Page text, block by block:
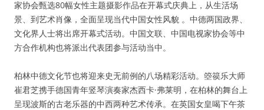
家协会甄选80幅女性主题摄影作品在开幕式庆典上，从生活场
景、到艺术肖像，全面呈现当代中国女性风貌 。中德两国政界、
文化界人士将出席开幕式活动。中国文联、中国电视家协会等中
方合作机构也将派出代表团参与活动当中。
柏林中德文化节也将迎来史无前例的八场精彩活动。箜篌乐大师
崔君芝携手德国青年竖琴演奏家杰西卡·弗莱明，在柏林的舞台上
呈现波斯的古老乐器的中西两种艺术传承。在英国女皇喝下午茶